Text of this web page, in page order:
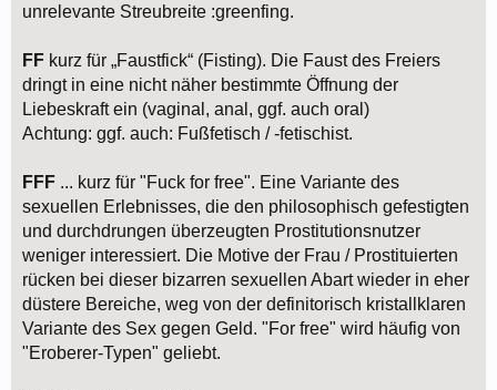
unrelevante Streubreite :greenfing.
FF kurz für „Faustfick“ (Fisting). Die Faust des Freiers
dringt in eine nicht näher bestimmte Öffnung der
Liebeskraft ein (vaginal, anal, ggf. auch oral)
Achtung: ggf. auch: Fußfetisch / -fetischist.
FFF ... kurz für "Fuck for free". Eine Variante des
sexuellen Erlebnisses, die den philosophisch gefestigten
und durchdrungen überzeugten Prostitutionsnutzer
weniger interessiert. Die Motive der Frau / Prostituierten
rücken bei dieser bizarren sexuellen Abart wieder in eher
düstere Bereiche, weg von der definitorisch kristallklaren
Variante des Sex gegen Geld. "For free" wird häufig von
"Eroberer-Typen" geliebt.